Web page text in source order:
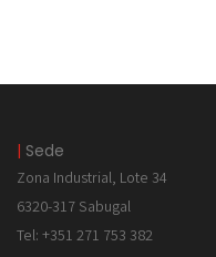
| Sede
Zona Industrial, Lote 34
6320-317 Sabugal
Tel: +351 271 753 382